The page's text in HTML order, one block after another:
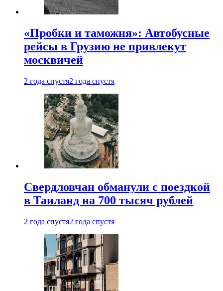
«Пробки и таможня»: Автобусные
рейсы в Грузию не привлекут
москвичей
2 года спустя2 года спустя
Свердловчан обманули с поездкой
в Таиланд на 700 тысяч рублей
2 года спустя2 года спустя